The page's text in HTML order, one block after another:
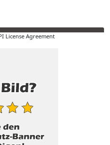
License Agreement